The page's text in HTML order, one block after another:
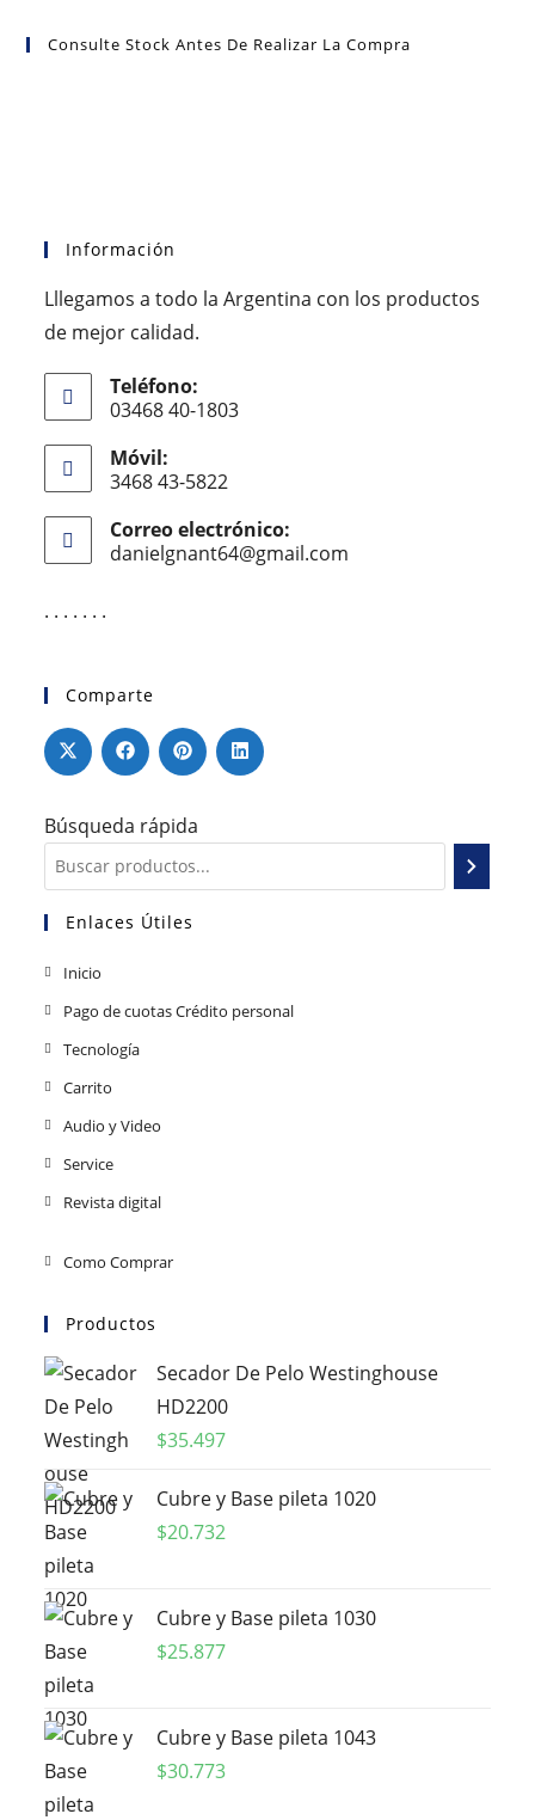
Consulte Stock Antes De Realizar La Compra
Información
Lllegamos a todo la Argentina con los productos
de mejor calidad.
Teléfono:
03468 40-1803
Móvil:
3468 43-5822
Correo electrónico:
danielgnant64@gmail.com
. . . . . . .
Comparte
Búsqueda rápida
Enlaces Útiles
Inicio
Pago de cuotas Crédito personal
Tecnología
Carrito
Audio y Video
Service
Revista digital
Como Comprar
Productos
Secador De Pelo Westinghouse
HD2200
$35.497
Cubre y Base pileta 1020
$20.732
Cubre y Base pileta 1030
$25.877
Cubre y Base pileta 1043
$30.773